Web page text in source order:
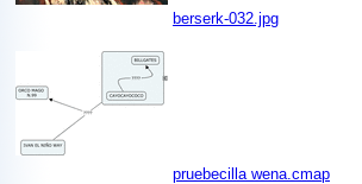
berserk-032.jpg
pruebecilla wena.cmap